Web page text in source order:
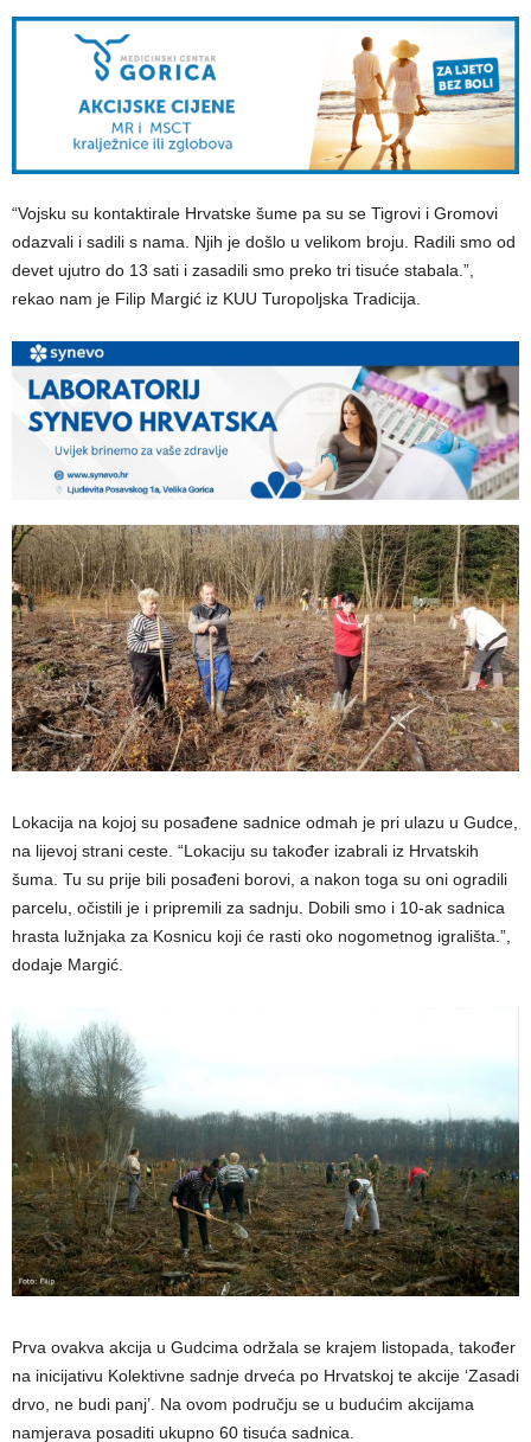
“Vojsku su kontaktirale Hrvatske šume pa su se Tigrovi i Gromovi
odazvali i sadili s nama. Njih je došlo u velikom broju. Radili smo od
devet ujutro do 13 sati i zasadili smo preko tri tisuće stabala.”,
rekao nam je Filip Margić iz KUU Turopoljska Tradicija.
Lokacija na kojoj su posađene sadnice odmah je pri ulazu u Gudce,
na lijevoj strani ceste. “Lokaciju su također izabrali iz Hrvatskih
šuma. Tu su prije bili posađeni borovi, a nakon toga su oni ogradili
parcelu, očistili je i pripremili za sadnju. Dobili smo i 10-ak sadnica
hrasta lužnjaka za Kosnicu koji će rasti oko nogometnog igrališta.”,
dodaje Margić.
Prva ovakva akcija u Gudcima održala se krajem listopada, također
na inicijativu Kolektivne sadnje drveća po Hrvatskoj te akcije ‘Zasadi
drvo, ne budi panj’. Na ovom području se u budućim akcijama
namjerava posaditi ukupno 60 tisuća sadnica.